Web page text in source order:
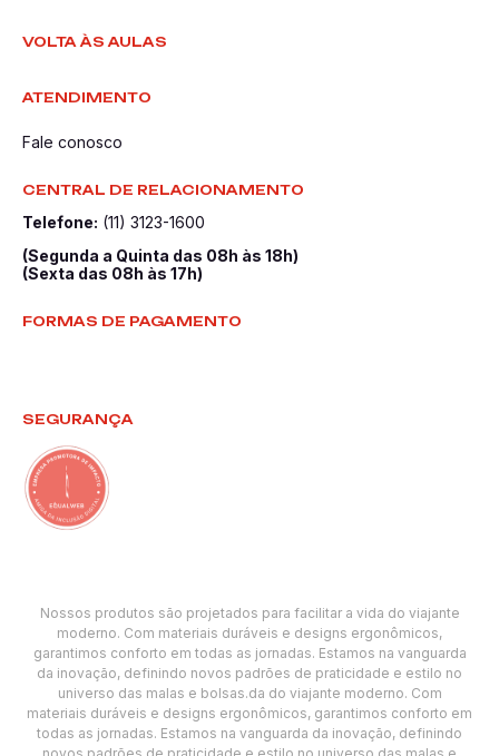
VOLTA ÀS AULAS
ATENDIMENTO
Fale conosco
CENTRAL DE RELACIONAMENTO
Telefone: (11) 3123-1600
(Segunda a Quinta das 08h às 18h)
(Sexta das 08h às 17h)
FORMAS DE PAGAMENTO
SEGURANÇA
Nossos produtos são projetados para facilitar a vida do viajante
moderno. Com materiais duráveis e designs ergonômicos,
garantimos conforto em todas as jornadas. Estamos na vanguarda
da inovação, definindo novos padrões de praticidade e estilo no
universo das malas e bolsas.da do viajante moderno. Com
materiais duráveis e designs ergonômicos, garantimos conforto em
todas as jornadas. Estamos na vanguarda da inovação, definindo